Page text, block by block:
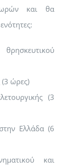
και θα
(3 ώρες)
(3
στην Ελλάδα (6
και